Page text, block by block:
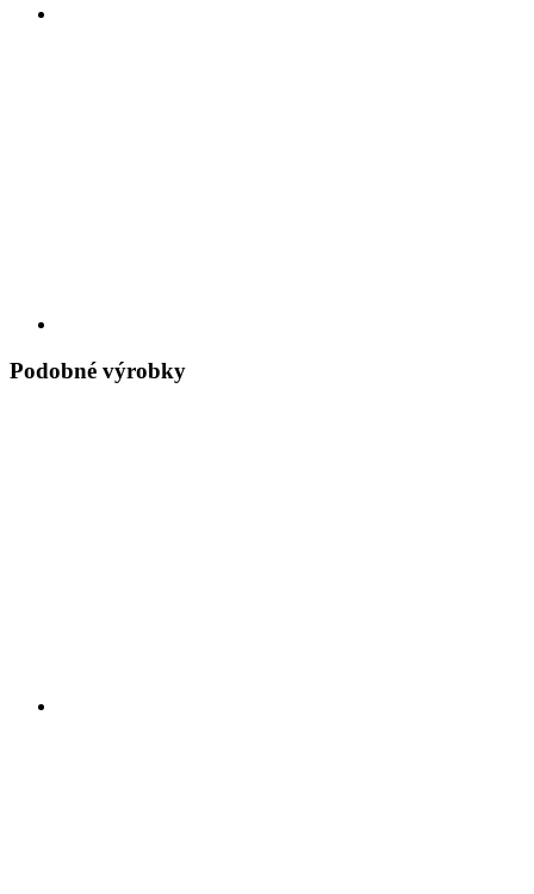
Podobné výrobky